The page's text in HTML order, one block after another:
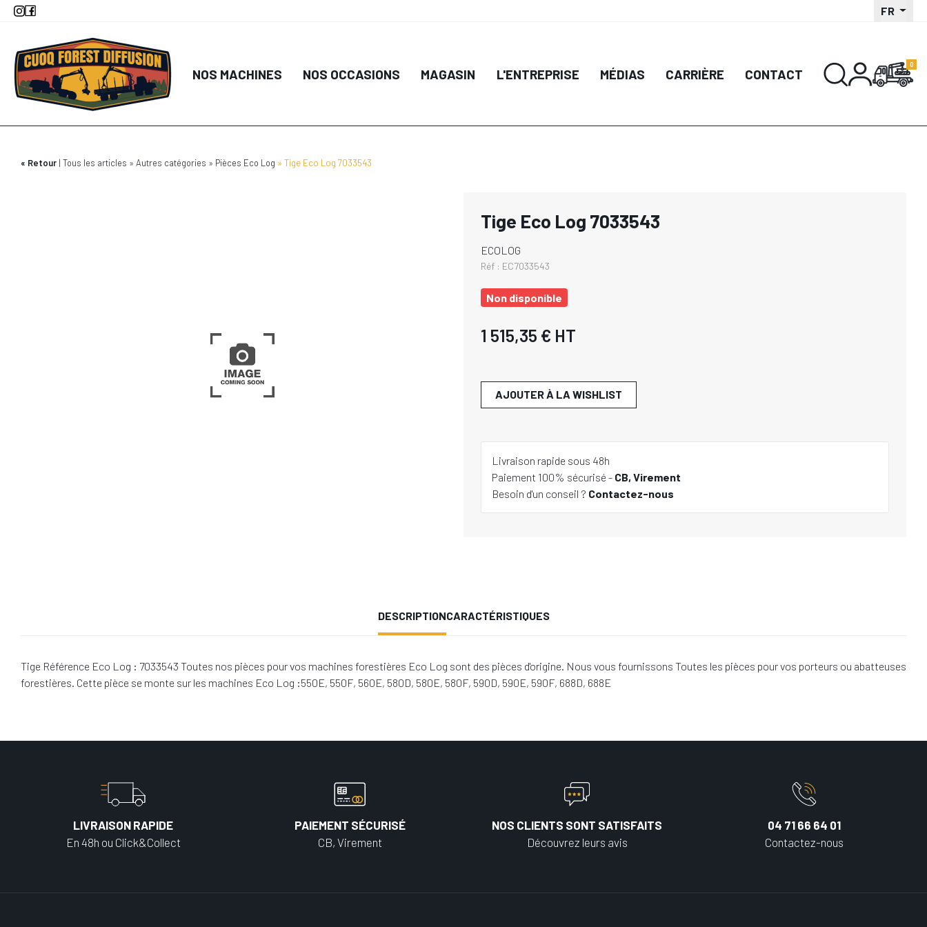
Aller
principal
FR
NOS MACHINES NOS OCCASIONS MAGASIN L'ENTREPRISE MÉDIAS CARRIÈRE CONTACT
Retour Tous les articles Autres catégories Pièces Eco Log Tige Eco Log 7033543
Tige Eco Log 7033543
ECOLOG
Réf : EC7033543
Non disponible
1 515,35 € HT
AJOUTER À LA WISHLIST
Livraison rapide sous 48h
Paiement 100% sécurisé - CB, Virement
Besoin d'un conseil ? Contactez-nous
DESCRIPTIONCARACTÉRISTIQUES
Tige Référence Eco Log : 7033543 Toutes nos pièces pour vos machines forestières Eco Log sont des pièces d'origine. Nous vous fournissons Toutes les pièces pour vos porteurs ou abatteuses
forestières. Cette pièce se monte sur les machines Eco Log :550E, 550F, 560E, 580D, 580E, 580F, 590D, 590E, 590F, 688D, 688E
LIVRAISON RAPIDE
En 48h ou Click&Collect
PAIEMENT SÉCURISÉ
CB, Virement
NOS CLIENTS SONT SATISFAITS
Découvrez leurs avis
04 71 66 64 01
Contactez-nous